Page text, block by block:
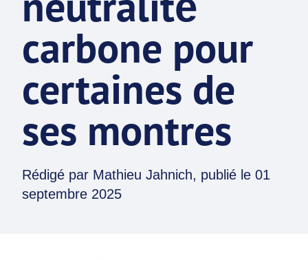
carbone pour
certaines de
ses montres
Rédigé par Mathieu Jahnich, publié le 01
septembre 2025